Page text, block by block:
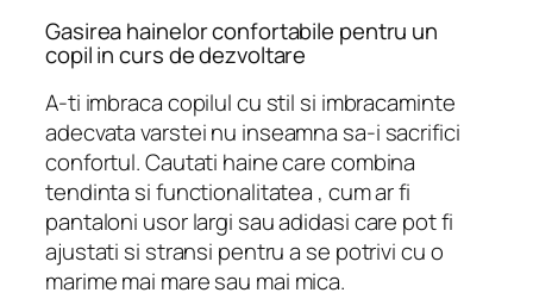
Gasirea hainelor confortabile pentru un
copil in curs de dezvoltare
A-ti imbraca copilul cu stil si imbracaminte
adecvata varstei nu inseamna sa-i sacrifici
confortul. Cautati haine care combina
tendinta si functionalitatea , cum ar fi
pantaloni usor largi sau adidasi care pot fi
ajustati si stransi pentru a se potrivi cu o
marime mai mare sau mai mica.